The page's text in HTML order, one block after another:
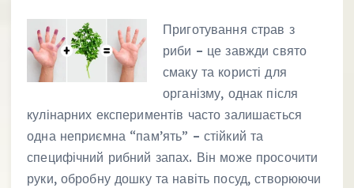
Приготування страв з
риби – це завжди свято
смаку та користі для
організму, однак після
кулінарних експериментів часто залишається
одна неприємна “пам’ять” – стійкий та
специфічний рибний запах. Він може просочити
руки, обробну дошку та навіть посуд, створюючи